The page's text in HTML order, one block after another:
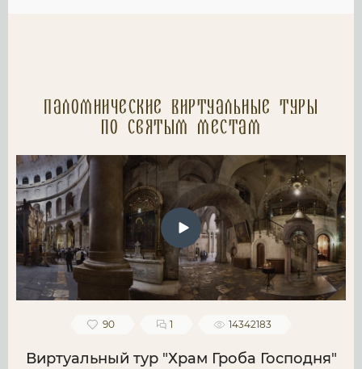
Паломнические Виртуальные туры
по святым местам
90 1 14342183
Виртуальный тур "Храм Гроба Господня"